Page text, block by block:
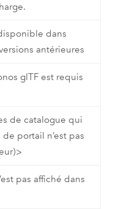
dans
antérieures
glTF est requis
de catalogue qui
portail n’est pas
pas affiché dans